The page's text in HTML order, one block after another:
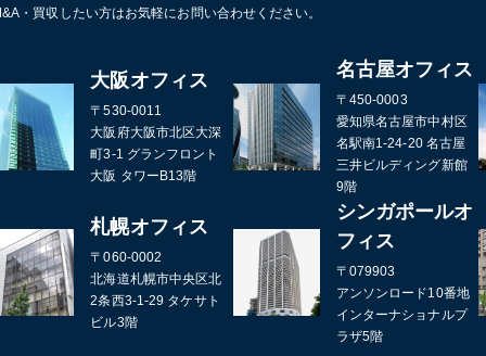
・買収したい方はお気軽にお問い合わせください。
大阪オフィス
〒530-0011
大阪府大阪市北区大深
町3-1 グランフロント
大阪 タワーB13階
名古屋オフィス
〒450-0003
愛知県名古屋市中村区
名駅南1-24-20 名古屋
三井ビルディング新館
9階
札幌オフィス
〒060-0002
北海道札幌市中央区北
2条西3-1-29 タケサト
ビル3階
シンガポールオ
フィス
〒079903
アンソンロード10番地
インターナショナルプ
ラザ5階